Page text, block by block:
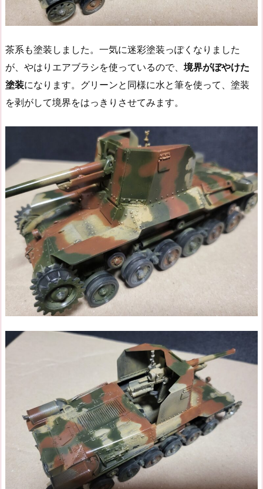
茶系も塗装しました。一気に迷彩塗装っぽくなりました
が、やはりエアブラシを使っているので、 境界がぼやけた
塗装になります。グリーンと同様に水と筆を使って、塗装
を剥がして境界をはっきりさせてみます。